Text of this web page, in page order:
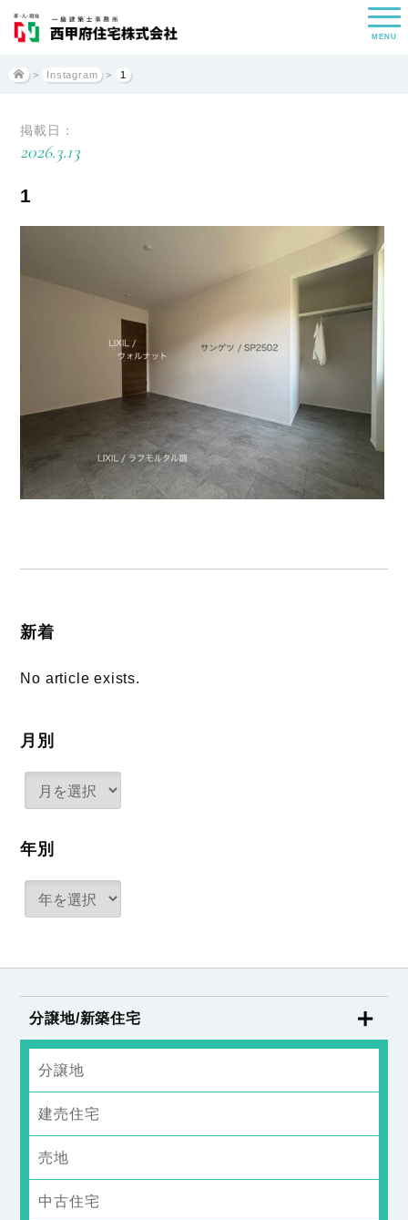
MENU
> Instagram > 1
掲載日：
2026.3.13
1
新着
No article exists.
月別
年別
分譲地/新築住宅
分譲地
建売住宅
売地
中古住宅